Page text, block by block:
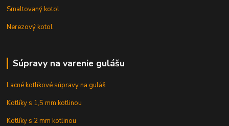
Smaltovaný kotol
Nerezový kotol
Súpravy na varenie gulášu
Lacné kotlíkové súpravy na guláš
Kotlíky s 1,5 mm kotlinou
Kotlíky s 2 mm kotlinou